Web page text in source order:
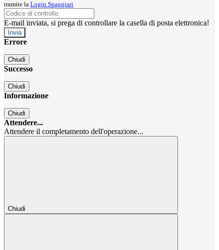
tramite la Login Spaggiari
E-mail inviata, si prega di controllare la casella di posta elettronica!
Errore
Chiudi
Successo
Chiudi
Informazione
Chiudi
Attendere...
Attendere il completamento dell'operazione...
Chiudi